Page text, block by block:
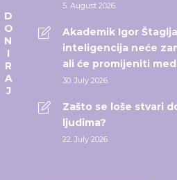
5. August 2026.
Akademik Igor
inteligencija neće
ali će promijeniti
30. July 2026.
Zašto se loše stvari
ljudima?
22. July 2026.
DONIRAJ